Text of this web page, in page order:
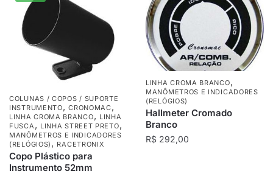
COLUNAS / COPOS / SUPORTE
INSTRUMENTO,CRONOMAC,
LINHA CROMA BRANCO, LINHA
FUSCA , LINHA STREET PRETO,
MANÔMETROS E INDICADORES
(RELÓGIOS) , RACETRONIX
Copo Plástico para
Instrumento 52mm
LINHA CROMA BRANCO,
MANÔMETROS E INDICADORES
(RELÓGIOS)
Hallmeter Cromado
Branco
R$ 292,00